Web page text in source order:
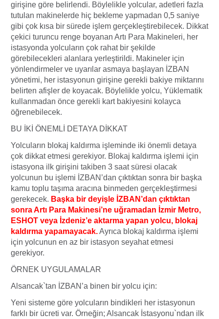
girişine göre belirlendi. Böylelikle yolcular, adetleri fazla
tutulan makinelerde hiç bekleme yapmadan 0,5 saniye
gibi çok kısa bir sürede işlem gerçekleştirebilecek. Dikkat
çekici turuncu renge boyanan Artı Para Makineleri, her
istasyonda yolcuların çok rahat bir şekilde
görebilecekleri alanlara yerleştirildi. Makineler için
yönlendirmeler ve uyarılar asmaya başlayan İZBAN
yönetimi, her istasyonun girişine gerekli bakiye miktarını
belirten afişler de koyacak. Böylelikle yolcu, Yüklematik
kullanmadan önce gerekli kart bakiyesini kolayca
öğrenebilecek.
BU İKİ ÖNEMLİ DETAYA DİKKAT
Yolcuların blokaj kaldırma işleminde iki önemli detaya
çok dikkat etmesi gerekiyor. Blokaj kaldırma işlemi için
istasyona ilk girişini takiben 3 saat süresi olacak
yolcunun bu işlemi İZBAN’dan çıktıktan sonra bir başka
kamu toplu taşıma aracına binmeden gerçekleştirmesi
gerekecek. Başka bir deyişle İZBAN’dan çıktıktan
sonra Artı Para Makinesi’ne uğramadan İzmir Metro,
ESHOT veya İzdeniz’e aktarma yapan yolcu, blokaj
kaldırma yapamayacak.Ayrıca blokaj kaldırma işlemi
için yolcunun en az bir istasyon seyahat etmesi
gerekiyor.
ÖRNEK UYGULAMALAR
Alsancak`tan İZBAN’a binen bir yolcu için:
Yeni sisteme göre yolcuların bindikleri her istasyonun
farklı bir ücreti var. Örneğin; Alsancak İstasyonu`ndan ilk